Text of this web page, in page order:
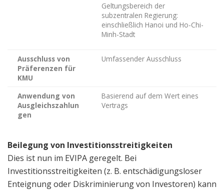
Geltungsbereich der
subzentralen Regierung:
einschließlich Hanoi und Ho-Chi-
Minh-Stadt
Ausschluss von
Präferenzen für
KMU
Umfassender Ausschluss
Anwendung von
Ausgleichszahlun
gen
Basierend auf dem Wert eines
Vertrags
Beilegung von Investitionsstreitigkeiten
Dies ist nun im EVIPA geregelt. Bei
Investitionsstreitigkeiten (z. B. entschädigungsloser
Enteignung oder Diskriminierung von Investoren) kann